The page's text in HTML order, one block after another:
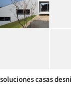
soluciones casas